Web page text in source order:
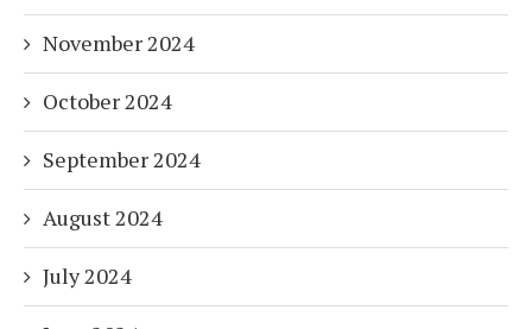
November 2024
October 2024
September 2024
August 2024
July 2024